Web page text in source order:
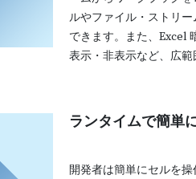
ルやファイル・ストリ
できます。また、Excel
表示・非表示など、広
ランタイムで簡単
開発者は簡単にセルを